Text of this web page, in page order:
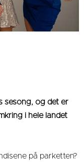
sesong, og det er
i hele landet
på parketten?